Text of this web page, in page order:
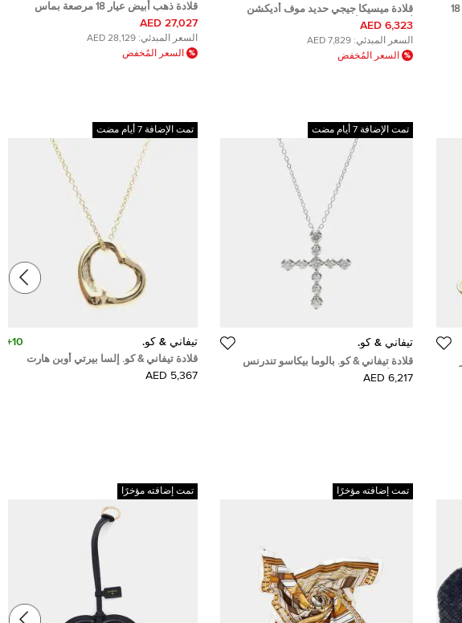
قلادة ميسيكا موف أونو ذهب وردي عيار 18
قلادة ميسيكا جيجي حديد موف أديكشن
ألماس ذهب أصفر عيار 18
6,323 AED
السعر المبدئي: 7,829 AED
السعر المُخفض
قلادة ذهب أبيض عيار 18 مرصعة بماس
معملية دائرية بوزن 16.5 قيراط
27,027 AED
السعر المبدئي: 28,129 AED
السعر المُخفض
تمت الإضافة 7 أيام مضت
تيفاني & كو.
قلادة تيفاني & كو. بالوما بيكاسو تندرنس
ذهب أبيض عيار 18 والماس
6,217 AED
تمت الإضافة 7 أيام مضت
تيفاني & كو. 10+
قلادة تيفاني & كو. إلسا بيرتي أوبن هارت
ذهب وردي عيار 18 ماسي
5,367 AED
تمت إضافته مؤخرًا تمت إضافته مؤخرًا